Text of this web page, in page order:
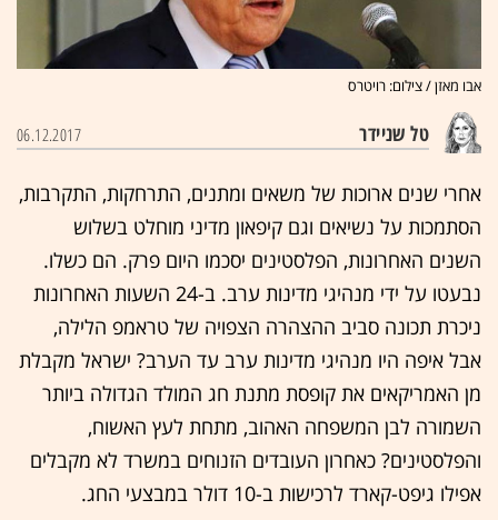
אבו מאזן / צילום: רויטרס
טל שניידר 06.12.2017
אחרי שנים ארוכות של משאים ומתנים, התרחקות, התקרבות,
הסתמכות על נשיאים וגם קיפאון מדיני מוחלט בשלוש
השנים האחרונות, הפלסטינים יסכמו היום פרק. הם כשלו.
נבעטו על ידי מנהיגי מדינות ערב. ב-24 השעות האחרונות
ניכרת תכונה סביב ההצהרה הצפויה של טראמפ הלילה,
אבל איפה היו מנהיגי מדינות ערב עד הערב? ישראל מקבלת
מן האמריקאים את קופסת מתנת חג המולד הגדולה ביותר
השמורה לבן המשפחה האהוב, מתחת לעץ האשוח,
והפלסטינים? כאחרון העובדים הזנוחים במשרד לא מקבלים
אפילו גיפט-קארד לרכישות ב-10 דולר במבצעי החג.